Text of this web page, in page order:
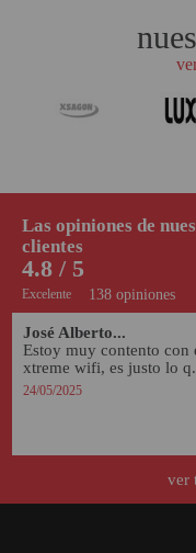
138 opiniones
4.8 / 5
Excelente
Las opiniones de
clientes
José Alberto...
Estoy muy contento con
xtreme wifi, es justo lo
24/05/2025
ver